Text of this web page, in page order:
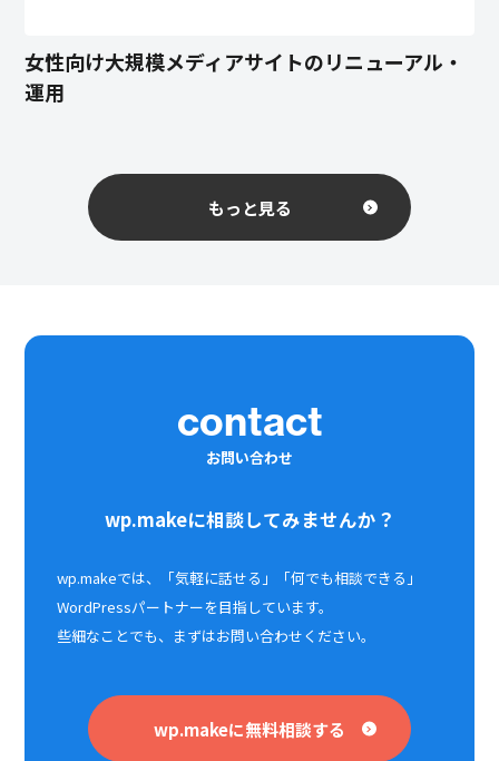
女性向け大規模メディアサイトのリニューアル・
運用
もっと見る
contact
お問い合わせ
wp.makeに相談してみませんか？
wp.makeでは、「気軽に話せる」「何でも相談できる」
WordPressパートナーを目指しています。
些細なことでも、まずはお問い合わせください。
wp.makeに無料相談する